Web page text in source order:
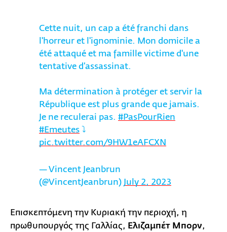
Cette nuit, un cap a été franchi dans
l'horreur et l'ignominie. Mon domicile a
été attaqué et ma famille victime d'une
tentative d’assassinat.
Ma détermination à protéger et servir la
République est plus grande que jamais.
Je ne reculerai pas. #PasPourRien
#Emeutes ⤵️
pic.twitter.com/9HW1eAFCXN
— Vincent Jeanbrun
(@VincentJeanbrun) July 2, 2023
Επισκεπτόμενη την Κυριακή την περιοχή, η
πρωθυπουργός της Γαλλίας, Ελιζαμπέτ Μπορν,